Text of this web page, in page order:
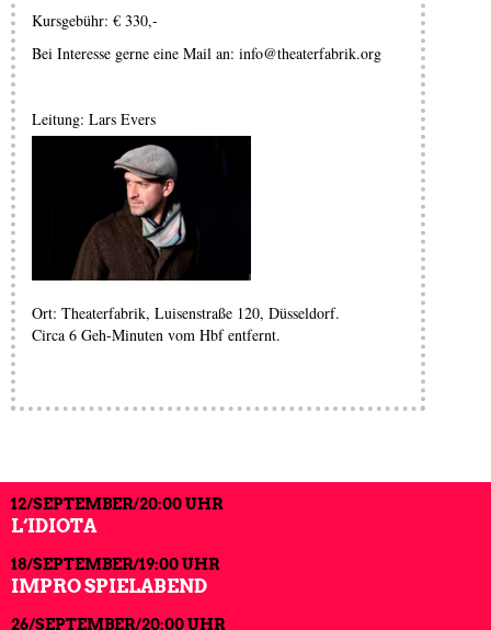
Kursgebühr: € 330,-
Bei Interesse gerne eine Mail an: info@theaterfabrik.org
Leitung: Lars Evers
Ort: Theaterfabrik, Luisenstraße 120, Düsseldorf.
Circa 6 Geh-Minuten vom Hbf entfernt.
12/SEPTEMBER/20:00 UHR
L‘IDIOTA
18/SEPTEMBER/19:00 UHR
IMPRO SPIELABEND
26/SEPTEMBER/20:00 UHR